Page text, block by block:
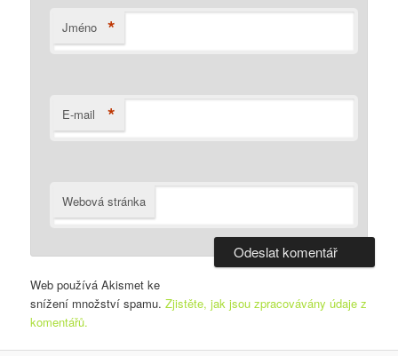
Jméno *
E-mail *
Webová stránka
Web používá Akismet ke
snížení množství spamu.Zjistěte, jak jsou zpracovávány údaje z
komentářů.